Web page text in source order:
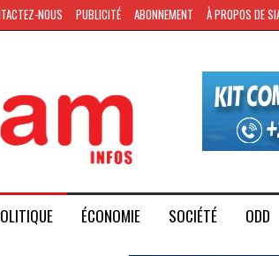
NOUS PUBLICITÉ ABONNEMENT À PROPOS DE
ÉCONOMIE SOCIÉTÉ ODD